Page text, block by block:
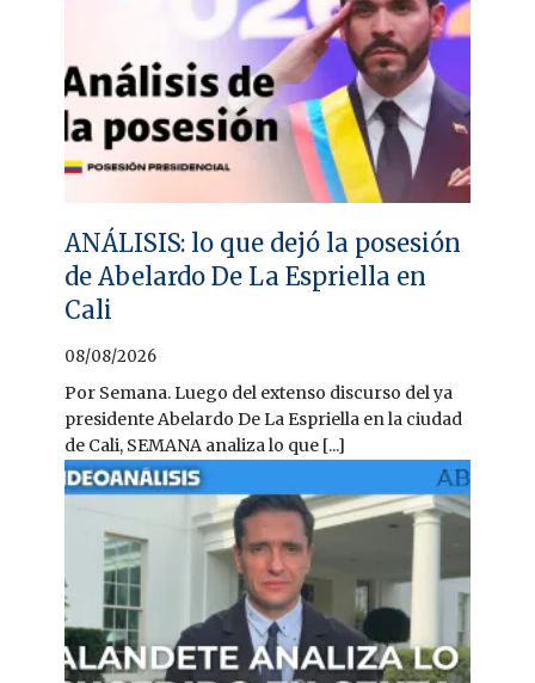
ANÁLISIS: lo que dejó la posesión
de Abelardo De La Espriella en
Cali
08/08/2026
Por Semana. Luego del extenso discurso del ya
presidente Abelardo De La Espriella en la ciudad
de Cali, SEMANA analiza lo que [...]